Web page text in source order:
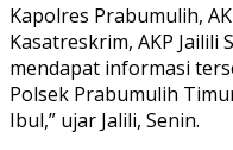
Kapolres Prabumulih,
Kasatreskrim, AKP Jailili
mendapat informasi
Polsek Prabumulih
Ibul,” ujar Jalili, Senin.